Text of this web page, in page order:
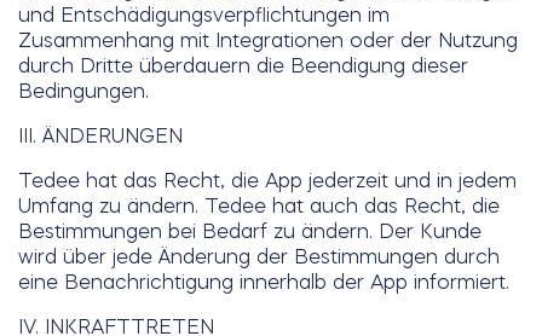
und Entschädigungsverpflichtungen im
Zusammenhang mit Integrationen oder der Nutzung
durch Dritte überdauern die Beendigung dieser
Bedingungen.
III. ÄNDERUNGEN
Tedee hat das Recht, die App jederzeit und in jedem
Umfang zu ändern. Tedee hat auch das Recht, die
Bestimmungen bei Bedarf zu ändern. Der Kunde
wird über jede Änderung der Bestimmungen durch
eine Benachrichtigung innerhalb der App informiert.
IV. INKRAFTTRETEN